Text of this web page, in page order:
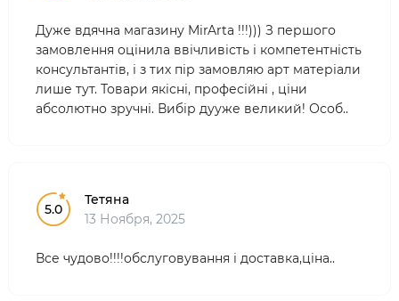
Дуже вдячна магазину MirArta !!!))) З першого
замовлення оцінила ввічливість і компетентність
консультантів, і з тих пір замовляю арт матеріали
лише тут. Товари якісні, професійні , ціни
абсолютно зручні. Вибір дууже великий! Особ..
5.0
Тетяна
13 Ноября, 2025
Все чудово!!!!обслуговування і доставка,ціна..